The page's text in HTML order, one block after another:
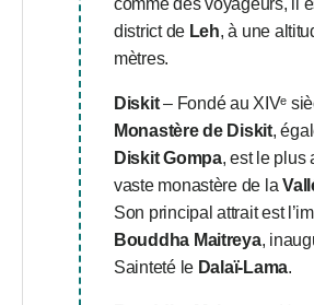
comme des voyageurs, il
district de Leh, à une
mètres.
Diskit– Fondé au XIVᵉ
Monastère de Diskit,
Diskit Gompa, est le plus
vaste monastère de la
Son principal attrait est
Bouddha Maitreya,
Sainteté le Dalaï-Lama.